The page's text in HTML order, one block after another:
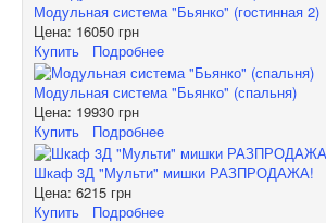
Модульная система "Бьянко" (гостинная 2)
Цена: 16050 грн
Купить
Подробнее
Модульная система "Бьянко" (спальня)
Цена: 19930 грн
Купить
Подробнее
Шкаф 3Д "Мульти" мишки РАЗПРОДАЖА!
Цена: 6215 грн
Купить
Подробнее